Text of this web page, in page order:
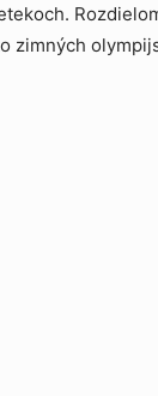
zimných